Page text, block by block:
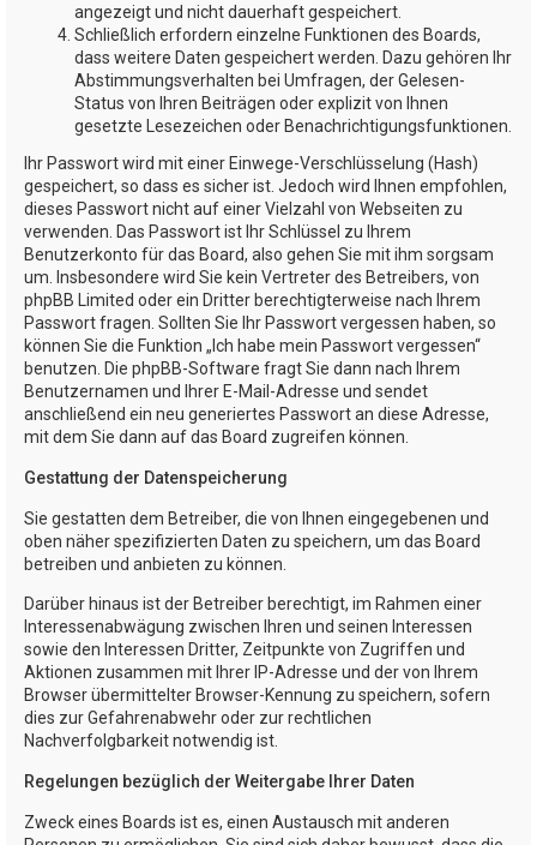
angezeigt und nicht dauerhaft gespeichert.
Schließlich erfordern einzelne Funktionen des Boards,
dass weitere Daten gespeichert werden. Dazu gehören Ihr
Abstimmungsverhalten bei Umfragen, der Gelesen-
Status von Ihren Beiträgen oder explizit von Ihnen
gesetzte Lesezeichen oder Benachrichtigungsfunktionen.
Ihr Passwort wird mit einer Einwege-Verschlüsselung (Hash)
gespeichert, so dass es sicher ist. Jedoch wird Ihnen empfohlen,
dieses Passwort nicht auf einer Vielzahl von Webseiten zu
verwenden. Das Passwort ist Ihr Schlüssel zu Ihrem
Benutzerkonto für das Board, also gehen Sie mit ihm sorgsam
um. Insbesondere wird Sie kein Vertreter des Betreibers, von
phpBB Limited oder ein Dritter berechtigterweise nach Ihrem
Passwort fragen. Sollten Sie Ihr Passwort vergessen haben, so
können Sie die Funktion „Ich habe mein Passwort vergessen“
benutzen. Die phpBB-Software fragt Sie dann nach Ihrem
Benutzernamen und Ihrer E-Mail-Adresse und sendet
anschließend ein neu generiertes Passwort an diese Adresse,
mit dem Sie dann auf das Board zugreifen können.
Gestattung der Datenspeicherung
Sie gestatten dem Betreiber, die von Ihnen eingegebenen und
oben näher spezifizierten Daten zu speichern, um das Board
betreiben und anbieten zu können.
Darüber hinaus ist der Betreiber berechtigt, im Rahmen einer
Interessenabwägung zwischen Ihren und seinen Interessen
sowie den Interessen Dritter, Zeitpunkte von Zugriffen und
Aktionen zusammen mit Ihrer IP-Adresse und der von Ihrem
Browser übermittelter Browser-Kennung zu speichern, sofern
dies zur Gefahrenabwehr oder zur rechtlichen
Nachverfolgbarkeit notwendig ist.
Regelungen bezüglich der Weitergabe Ihrer Daten
Zweck eines Boards ist es, einen Austausch mit anderen